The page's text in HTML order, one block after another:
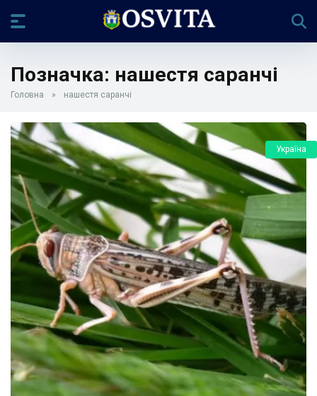
Позначка: нашестя саранчі
Головна » нашестя саранчі
Україна